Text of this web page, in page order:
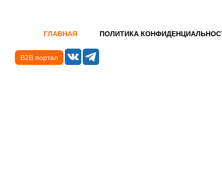
ГЛАВНАЯ ПОЛИТИКА
B2B портал